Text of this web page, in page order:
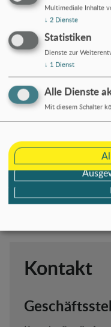
Wenn Sie jünger
einen Blick auf
junge Erwachsene
sehen Sie sich
Frauenan. Wenn
sind oder schon
finden Sie weitere
internationale
In unserer
Fortbildungen
Kontakt
Multimediale Inhalte
↓ 2 Dienste
Statistiken
Dienste zur
↓ 1 Dienst
Alle Dienste
Mit diesem Schalter